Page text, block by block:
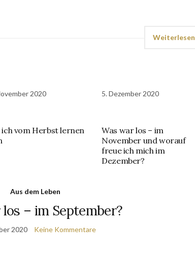
Weiterlesen
2020
ich vom Herbst lernen
5. Dezember 2020
Was war los – im
November und worauf
freue ich mich im
Dezember?
Aus dem Leben
– im September?
2020 Keine Kommentare